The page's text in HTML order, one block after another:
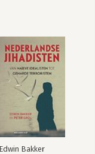
Edwin Bakker